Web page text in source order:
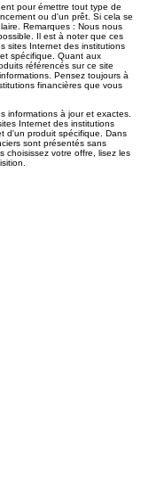
pour émettre tout type de
ou d'un prêt. Si cela se
Remarques : Nous nous
Il est à noter que ces
sites Internet des institutions
spécifique. Quant aux
référencés sur ce site
Pensez toujours à
financières que vous
informations à jour et exactes.
Internet des institutions
d'un produit spécifique. Dans
sont présentés sans
choisissez votre offre, lisez les